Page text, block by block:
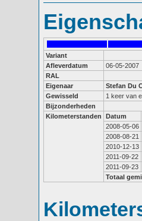
Variant
Afleverdatum
06-05-2007
RAL
Eigenaar
Stefan Du
Gewisseld
1 keer van
Bijzonderheden
Kilometerstanden
Datum
2008-05-06
2008-08-21
2010-12-13
2011-09-22
2011-09-23
Totaal